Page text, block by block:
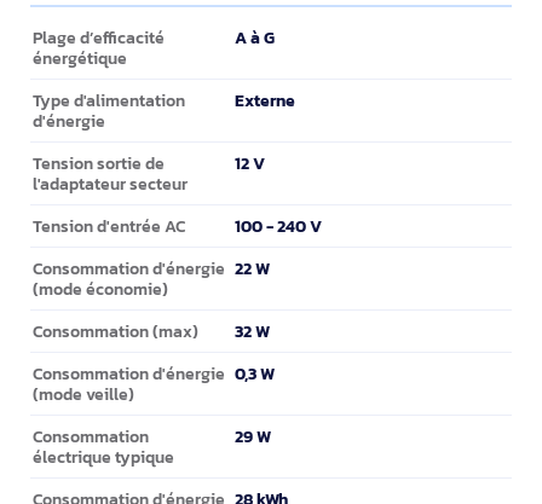
Puissance
Plage d’efficacité
énergétique
A à G
Type d'alimentation
d'énergie
Externe
Tension sortie de
l'adaptateur secteur
12 V
Tension d'entrée AC 100 - 240 V
Consommation d'énergie
(mode économie)
22 W
Consommation (max) 32 W
Consommation d'énergie
(mode veille)
0,3 W
Consommation
électrique typique
29 W
Consommation d'énergie